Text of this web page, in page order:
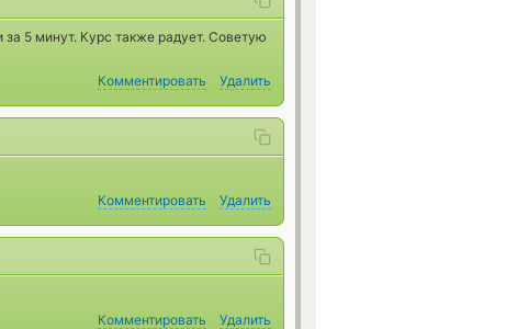
5 минут. Курс также радует. Советую
Комментировать Удалить
Комментировать Удалить
Комментировать Удалить